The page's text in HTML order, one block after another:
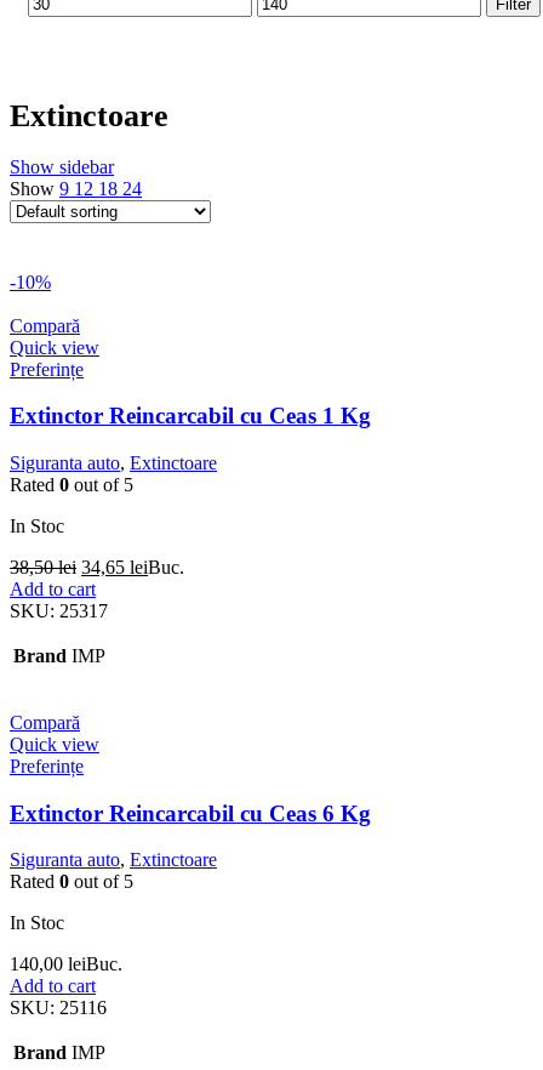
price
price
Filter
Extinctoare
Show sidebar
Show 9 12 18 24
-10%
Compară
Quick view
Preferințe
Extinctor Reincarcabil cu Ceas 1 Kg
Siguranta auto, Extinctoare
Rated 0 out of 5
In Stoc
38,50lei 34,65 leiBuc.
Add to cart
SKU: 25317
Brand IMP
Compară
Quick view
Preferințe
Extinctor Reincarcabil cu Ceas 6 Kg
Siguranta auto, Extinctoare
Rated 0 out of 5
In Stoc
140,00 leiBuc.
Add to cart
SKU: 25116
Brand IMP